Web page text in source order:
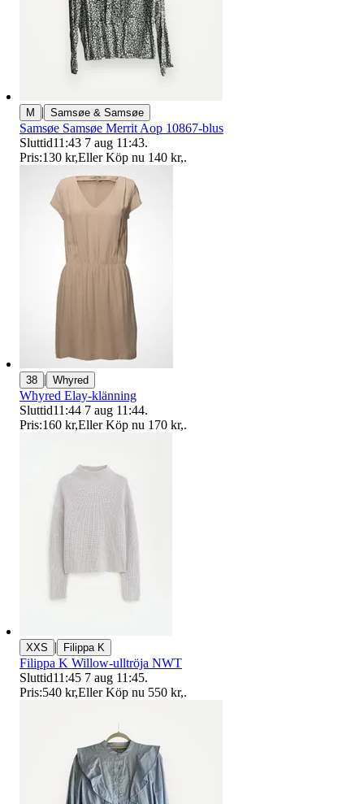
M | Samsøe & Samsøe
Samsøe Samsøe Merrit Aop 10867-blus
Sluttid11:43 7 aug 11:43.
Pris:130 kr,Eller Köp nu 140 kr,.
38 | Whyred
Whyred Elay-klänning
Sluttid11:44 7 aug 11:44.
Pris:160 kr,Eller Köp nu 170 kr,.
XXS | Filippa K
Filippa K Willow-ulltröja NWT
Sluttid11:45 7 aug 11:45.
Pris:540 kr,Eller Köp nu 550 kr,.